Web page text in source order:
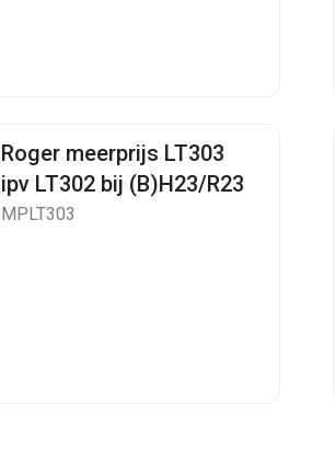
Roger meerprijs LT303
ipv LT302 bij (B)H23/R23
MPLT303